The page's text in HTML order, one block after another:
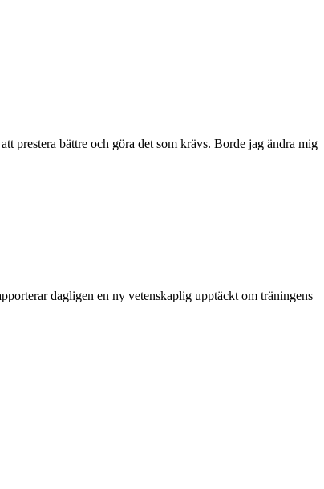
prestera bättre och göra det som krävs. Borde jag ändra mig
dagligen en ny vetenskaplig upptäckt om träningens